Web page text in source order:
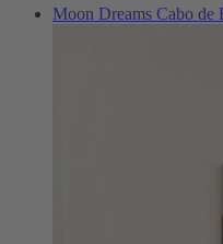
Moon Dreams Cabo de